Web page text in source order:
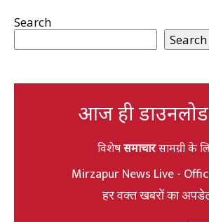
Search
Search
आज ही
विशेषसमाचारसामग्री के
Mirzapur News Live -
हर वक्त खबरों का